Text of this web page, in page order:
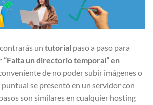
un tutorial paso a paso para
un directorio temporal” en
de no poder subir imágenes o
puntual se presentó en un servidor con
son similares en cualquier hosting